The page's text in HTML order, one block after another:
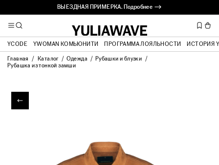
ВЫЕЗДНАЯ ПРИМЕРКА. Подробнее ⟶
YCODE YWOMAN КОМЬЮНИТИ ПРОГРАММА ЛОЯЛЬНОСТИ ИСТОРИЯ
Главная Каталог Одежда
Рубашки и блузки
Рубашка из тонкой замши